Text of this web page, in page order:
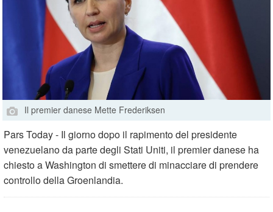
Il premier danese Mette Frederiksen
Pars Today - Il giorno dopo il rapimento del presidente
venezuelano da parte degli Stati Uniti, il premier danese ha
chiesto a Washington di smettere di minacciare di prendere
controllo della Groenlandia.